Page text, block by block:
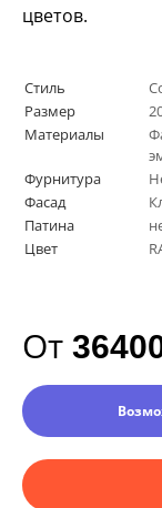
цветов.
Стиль
Размер
Материалы
Фурнитура
Фасад
Патина
Цвет
От